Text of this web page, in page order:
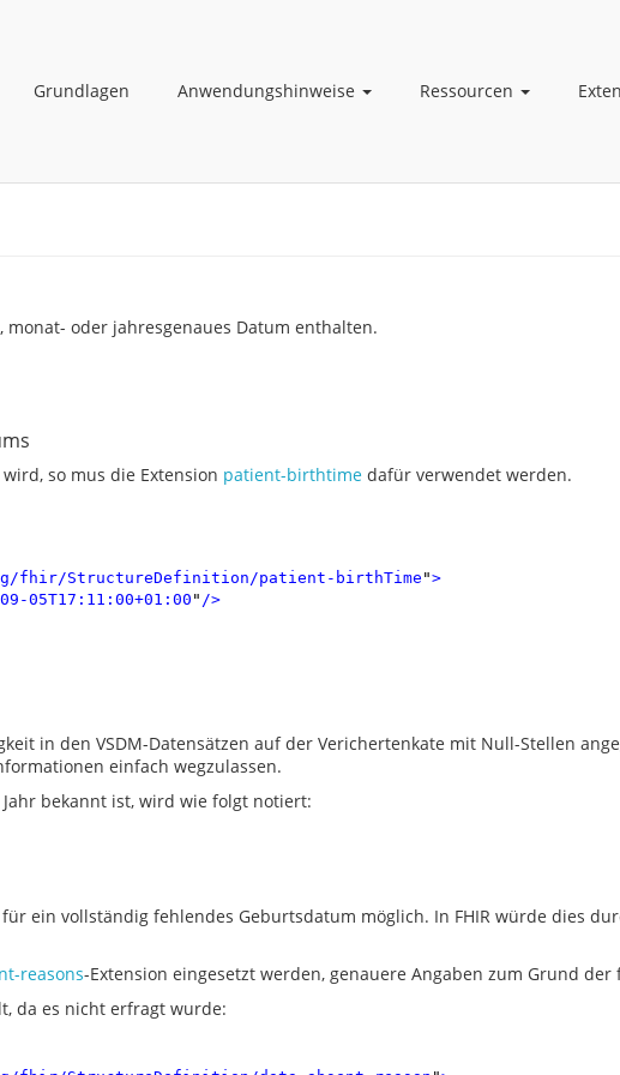
Grundlagen Anwendungshinweise Ressourcen
monat- oder jahresgenaues Datum enthalten.
so mus die Extension patient-birthtime dafür verwendet werden.
fhir/StructureDefinition/patient-birthTime ">
05T17:11:00+01:00" />
in den VSDM-Datensätzen auf der Verichertenkate mit Null-Stellen
einfach wegzulassen.
bekannt ist, wird wie folgt notiert:
ein vollständig fehlendes Geburtsdatum möglich. In FHIR würde dies
reasons-Extension eingesetzt werden, genauere Angaben zum Grund
da es nicht erfragt wurde: